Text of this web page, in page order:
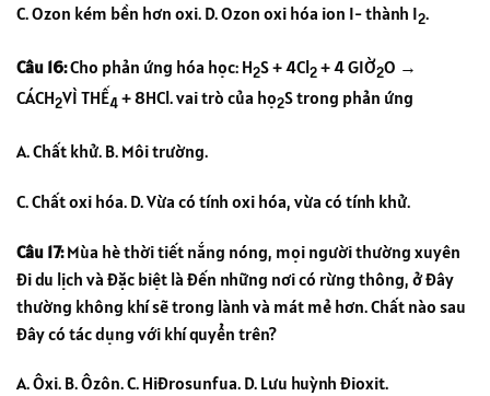
C. Ozon kém bền hơn oxi. D. Ozon oxi hóa ion I- thành I2.
Câu 16:Cho phản ứng hóa học: H2S + 4Cl2+ 4 GIỜ2O →
CÁCH2VÌ THẾ4+ 8HCl. vai trò của họ2S trong phản ứng
A. Chất khử. B. Môi trường.
C. Chất oxi hóa. D. Vừa có tính oxi hóa, vừa có tính khử.
Câu 17:Mùa hè thời tiết nắng nóng, mọi người thường xuyên
đi du lịch và đặc biệt là đến những nơi có rừng thông, ở đây
thường không khí sẽ trong lành và mát mẻ hơn. Chất nào sau
đây có tác dụng với khí quyển trên?
A. Ôxi. B. Ôzôn. C. Hiđrosunfua. D. Lưu huỳnh đioxit.